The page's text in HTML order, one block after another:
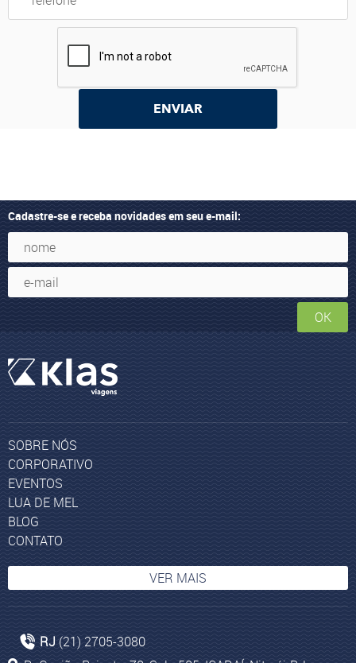
ENVIAR
Cadastre-se e receba novidades em seu e-mail:
OK
SOBRE NÓS
CORPORATIVO
EVENTOS
LUA DE MEL
BLOG
CONTATO
VER MAIS
RJ (21) 2705-3080